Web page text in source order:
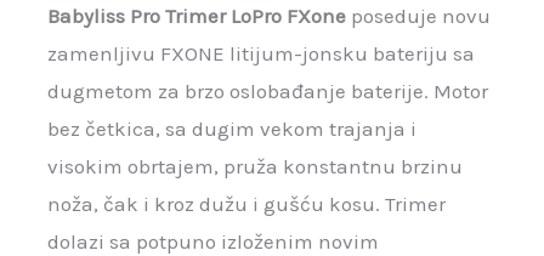
Babyliss Pro Trimer LoPro FXone poseduje novu
zamenljivu FXONE litijum-jonsku bateriju sa
dugmetom za brzo oslobađanje baterije. Motor
bez četkica, sa dugim vekom trajanja i
visokim obrtajem, pruža konstantnu brzinu
noža, čak i kroz dužu i gušću kosu. Trimer
dolazi sa potpuno izloženim novim